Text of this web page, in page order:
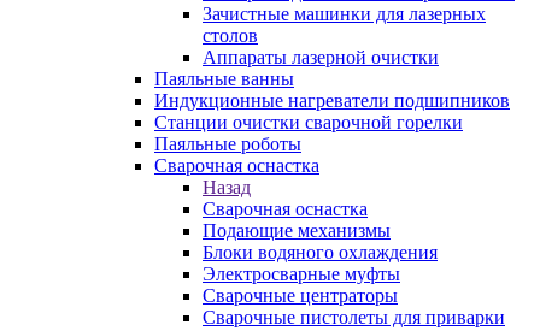
Зачистные машинки для лазерных
столов
Аппараты лазерной очистки
Паяльные ванны
Индукционные нагреватели подшипников
Станции очистки сварочной горелки
Паяльные роботы
Сварочная оснастка
Назад
Сварочная оснастка
Подающие механизмы
Блоки водяного охлаждения
Электросварные муфты
Сварочные центраторы
Сварочные пистолеты для приварки